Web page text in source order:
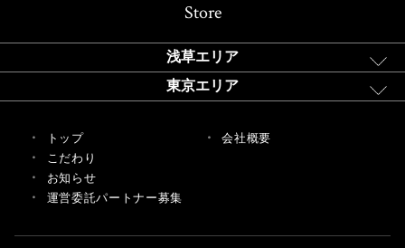
Store
浅草エリア
東京エリア
トップ
こだわり
お知らせ
運営委託パートナー募集
会社概要